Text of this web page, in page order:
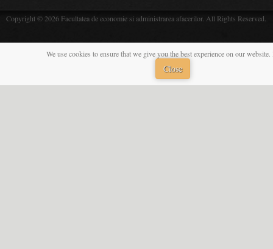
Copyright © 2026 Facultatea de economie si administrarea afacerilor. All Rights Reserved.
We use cookies to ensure that we give you the best experience on our
Close